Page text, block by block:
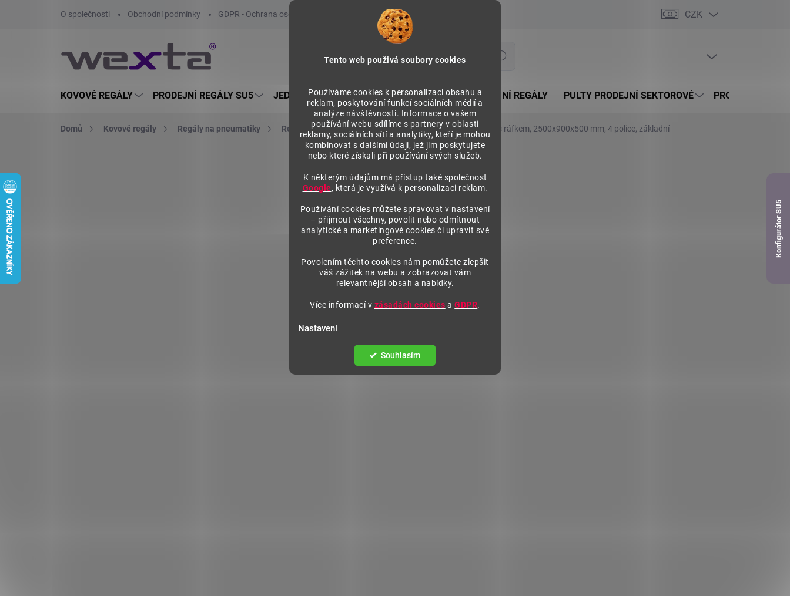
Tento web použivá soubory cookies
Používáme cookies k personalizaci obsahu a
reklam, poskytování funkcí sociálních médií a
analýze návštěvnosti. Informace o vašem
používání webu sdílíme s partnery v oblasti
reklamy, sociálních sítí a analytiky, kteří je mohou
kombinovat s dalšími údaji, jež jim poskytujete
nebo které získali při používání svých služeb.
K některým údajům má přístup také společnost
Google, která je využívá k personalizaci reklam.
Používání cookies můžete spravovat v nastavení
– přijmout všechny, povolit nebo odmítnout
analytické a marketingové cookies či upravit své
preference.
Povolením těchto cookies nám pomůžete zlepšit
váš zážitek na webu a zobrazovat vám
relevantnější obsah a nabídky.
Více informací v zásadách cookies aGDPR.
Nastavení
Souhlasím
O společnosti Obchodní podmínky GDPR - Ochrana osobních údajů Prohlášení o používání COOKIES CZK
Hledat
KOVOVÉ REGÁLY PRODEJNÍ REGÁLY SU5 JEDNOSTRANNÉ REGÁLY OBOUSTRANNÉ PRODEJNÍ REGÁLY PULTY PRODEJNÍ SEKTOROVÉ PROSKLENÉ
Domů Kovové regály Regály na pneumatiky Regály na pneumatiky s ráfkem Regál na pneumatiky s ráfkem, 2500x900x500 mm, 4 police, základní
Konfigurátor SU5